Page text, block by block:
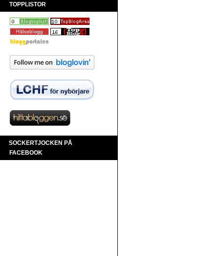
TOPPLISTOR
SOCKERTJOCKEN PÅ
FACEBOOK